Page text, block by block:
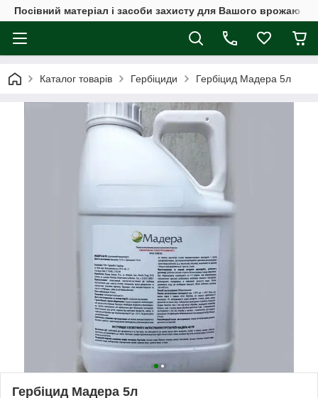
Посівний матеріал і засоби захисту для Вашого врожаю
Каталог товарів Гербіциди Гербiцид Мадера 5л
Гербiцид Мадера 5л